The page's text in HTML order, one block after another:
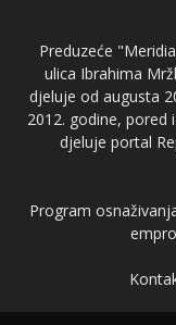
Preduzeće
ulica Ibrahima
djeluje od augusta
2012. godine, pored
djeluje portal
Program